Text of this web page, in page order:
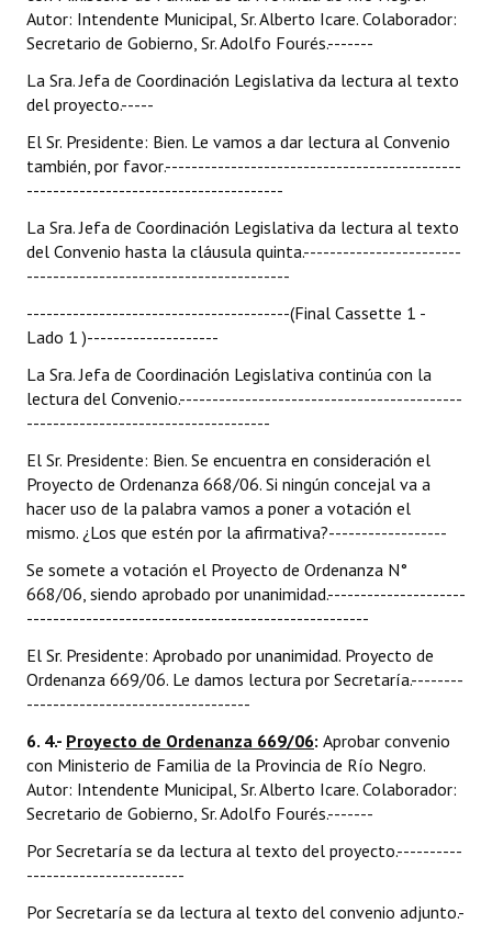
Autor: Intendente Municipal, Sr. Alberto Icare. Colaborador:
Secretario de Gobierno, Sr. Adolfo Fourés.-------
La Sra. Jefa de Coordinación Legislativa da lectura al texto
del proyecto.-----
El Sr. Presidente: Bien. Le vamos a dar lectura al Convenio
también, por favor.---------------------------------------------
---------------------------------------
La Sra. Jefa de Coordinación Legislativa da lectura al texto
del Convenio hasta la cláusula quinta.------------------------
----------------------------------------
----------------------------------------(Final Cassette 1 -
Lado 1 )--------------------
La Sra. Jefa de Coordinación Legislativa continúa con la
lectura del Convenio.-------------------------------------------
-------------------------------------
El Sr. Presidente: Bien. Se encuentra en consideración el
Proyecto de Ordenanza 668/06. Si ningún concejal va a
hacer uso de la palabra vamos a poner a votación el
mismo. ¿Los que estén por la afirmativa?------------------
Se somete a votación el Proyecto de Ordenanza N°
668/06, siendo aprobado por unanimidad.---------------------
----------------------------------------------------
El Sr. Presidente: Aprobado por unanimidad. Proyecto de
Ordenanza 669/06. Le damos lectura por Secretaría.--------
----------------------------------
6. 4.- Proyecto de Ordenanza 669/06: Aprobar convenio
con Ministerio de Familia de la Provincia de Río Negro.
Autor: Intendente Municipal, Sr. Alberto Icare. Colaborador:
Secretario de Gobierno, Sr. Adolfo Fourés.-------
Por Secretaría se da lectura al texto del proyecto.----------
------------------------
Por Secretaría se da lectura al texto del convenio adjunto.-